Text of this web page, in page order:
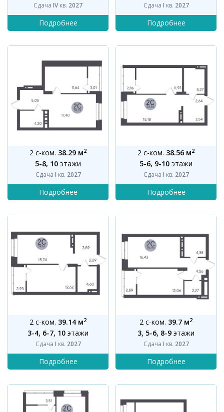
Сдача IVкв. 2027 Сдача I кв. 2027
2 с-ком. 38.29 м2
5-8, 10 этажи
Сдача I кв. 2027
2 с-ком. 38.56 м2
5-6, 9-10 этажи
Сдача I кв. 2027
2 с-ком. 39.14 м2
3-4, 6-7, 10 этажи
Сдача I кв. 2027
2 с-ком. 39.7 м2
3, 5-6, 8-9 этажи
Сдача I кв. 2027